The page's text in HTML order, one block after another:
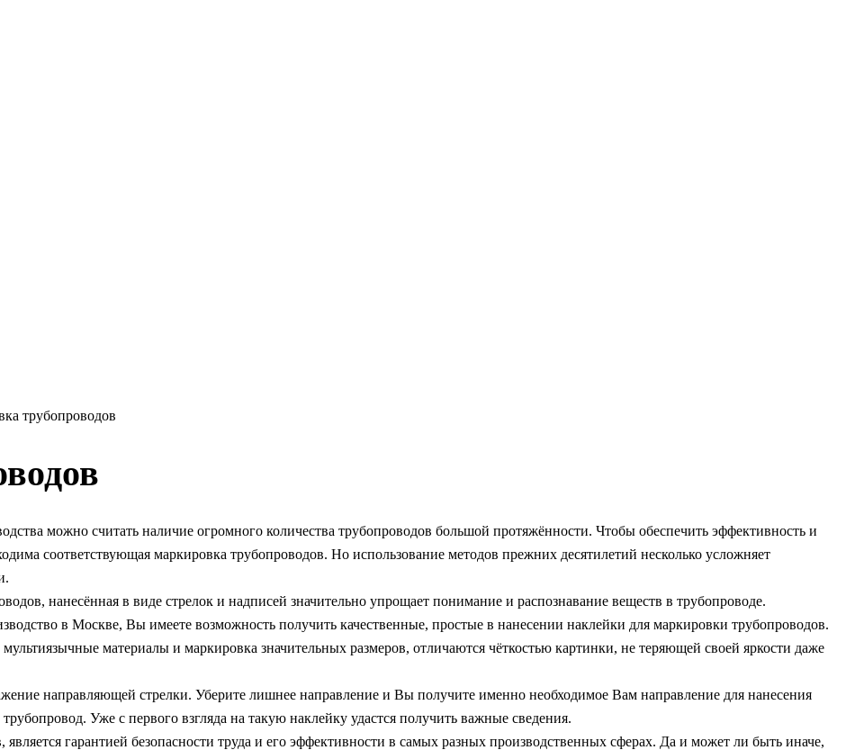
трубопроводов
можно считать наличие огромного количества трубопроводов большой протяжённости. Чтобы обеспечить эффективность и
соответствующая маркировка трубопроводов. Но использование методов прежних десятилетий несколько усложняет
нанесённая в виде стрелок и надписей значительно упрощает понимание и распознавание веществ в трубопроводе.
в Москве, Вы имеете возможность получить качественные, простые в нанесении наклейки для маркировки трубопроводов.
материалы и маркировка значительных размеров, отличаются чёткостью картинки, не теряющей своей яркости даже
направляющей стрелки. Уберите лишнее направление и Вы получите именно необходимое Вам направление для нанесения
Уже с первого взгляда на такую наклейку удастся получить важные сведения.
гарантией безопасности труда и его эффективности в самых разных производственных сферах. Да и может ли быть иначе,